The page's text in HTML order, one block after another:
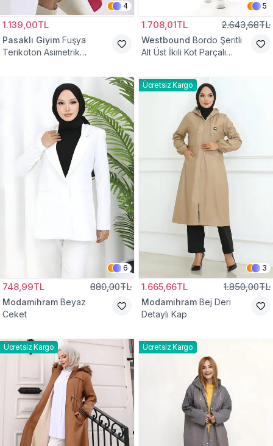
4
1.139,00TL
Pasaklı Giyim Fuşya
Terikoton Asimetrik
5
1.708,01TL 2.643,68TL
Westbound Bordo Şeritli
Alt Üst İkili Kot Parçalı
6
748,99TL 880,00TL
Modamihram Beyaz
Ceket
Ücretsiz Kargo
3
1.665,66TL 1.850,00TL
Modamihram Bej Deri
Detaylı Kap
Ücretsiz Kargo Ücretsiz Kargo